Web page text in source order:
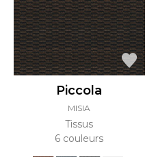
Piccola
MISIA
Tissus
6 couleurs